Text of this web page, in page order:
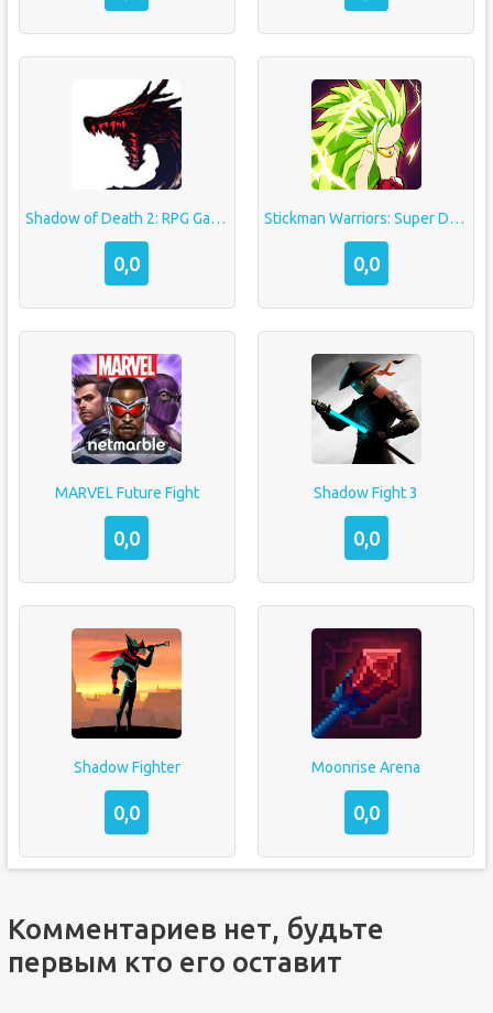
Shadow of Death 2: RPG Games
0,0
Stickman Warriors: Super Dragon Shadow Fight
0,0
MARVEL Future Fight
0,0
Shadow Fight 3
0,0
Shadow Fighter
0,0
Moonrise Arena
0,0
Комментариев нет, будьте
первым кто его оставит